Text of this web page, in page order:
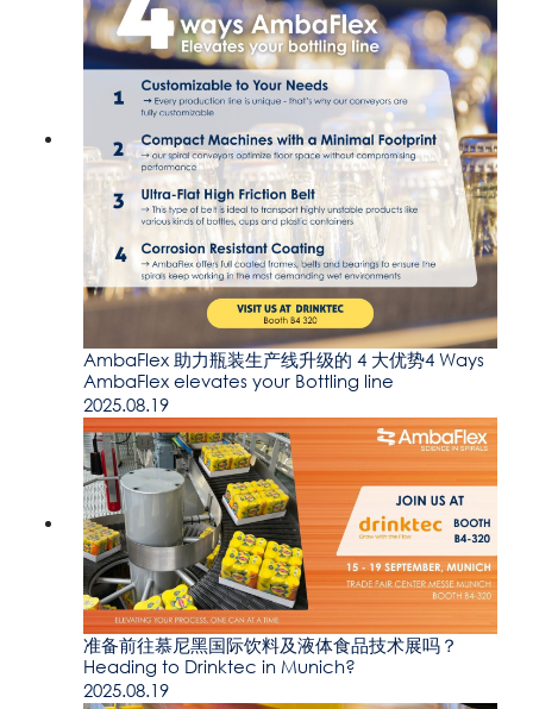
AmbaFlex 助力瓶装生产线升级的 4 大优势4 Ways
AmbaFlex elevates your Bottling line
2025.08.19
准备前往慕尼黑国际饮料及液体食品技术展吗？
Heading to Drinktec in Munich?
2025.08.19